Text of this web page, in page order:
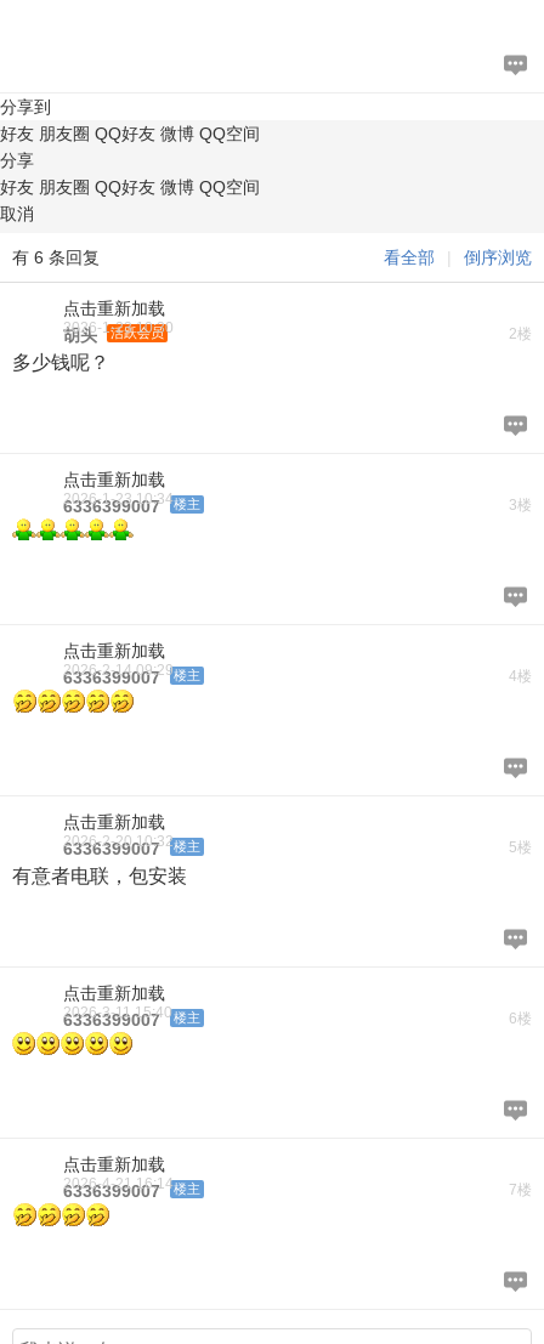
分享到
好友 朋友圈 QQ好友 微博 QQ空间
分享
好友 朋友圈 QQ好友 微博 QQ空间
取消
看全部 | 倒序浏览
有 6 条回复
点击重新加载
2楼
胡头 活跃会员
2026-1-23 10:30
多少钱呢？
点击重新加载
3楼
6336399007 楼主
2026-1-23 10:34
点击重新加载
4楼
6336399007 楼主
2026-2-14 09:29
点击重新加载
5楼
6336399007 楼主
2026-2-20 10:32
有意者电联，包安装
点击重新加载
6楼
6336399007 楼主
2026-3-11 15:40
点击重新加载
7楼
6336399007 楼主
2026-4-21 16:14